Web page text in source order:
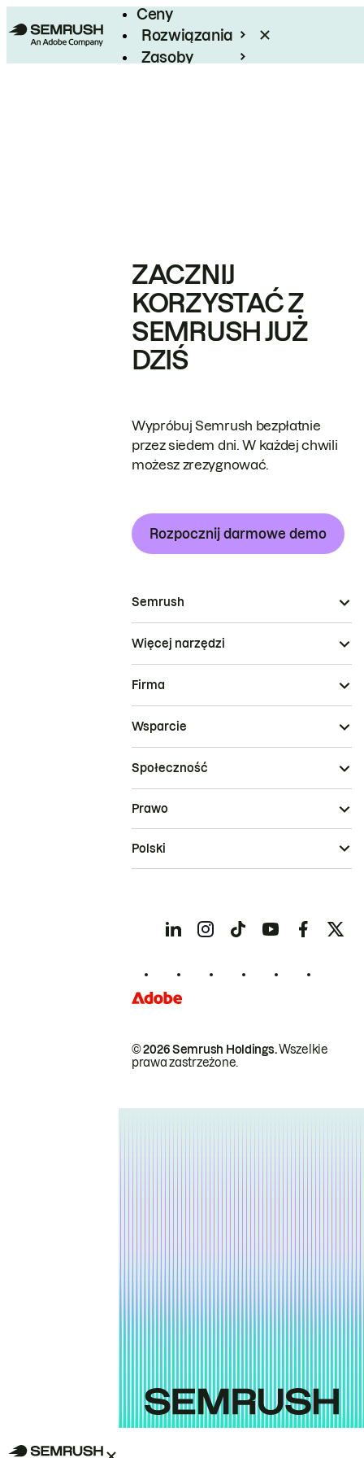
Ceny
Rozwiązania
Zasoby
ZACZNIJ
KORZYSTAĆ Z
SEMRUSH JUŻ
DZIŚ
Wypróbuj Semrush bezpłatnie
przez siedem dni. W każdej chwili
możesz zrezygnować.
Rozpocznij darmowe demo
Semrush
Więcej narzędzi
Firma
Wsparcie
Społeczność
© 2026 Semrush Holdings.Wszelkie
prawa zastrzeżone.
Prawo
Polski